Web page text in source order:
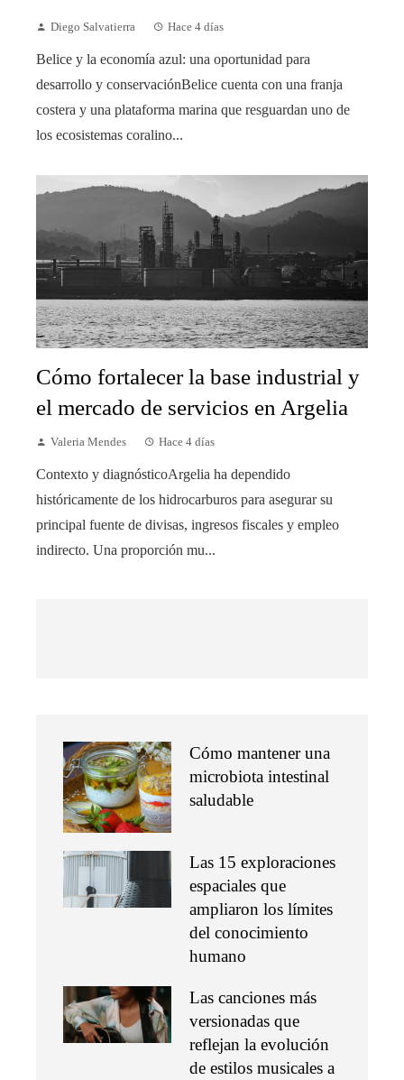
Diego Salvatierra Hace 4 días
Belice y la economía azul: una oportunidad para
desarrollo y conservaciónBelice cuenta con una franja
costera y una plataforma marina que resguardan uno de
los ecosistemas coralino...
Cómo fortalecer la base industrial y
el mercado de servicios en Argelia
Valeria Mendes Hace 4 días
Contexto y diagnósticoArgelia ha dependido
históricamente de los hidrocarburos para asegurar su
principal fuente de divisas, ingresos fiscales y empleo
indirecto. Una proporción mu...
Cómo mantener una
microbiota intestinal
saludable
Las 15 exploraciones
espaciales que
ampliaron los límites
del conocimiento
humano
Las canciones más
versionadas que
reflejan la evolución
de estilos musicales a